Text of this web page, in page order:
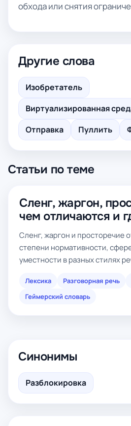
обхода или снятия
Другие слова
Изобретатель
Виртуализированная
Отправка
Пуллить
Статьи по теме
Сленг, жаргон,
чем отличаются и
Сленг, жаргон и просторечие
степени нормативности,
уместности в разных стилях
Лексика Разговорная речь
Геймерский словарь
Синонимы
Разблокировка